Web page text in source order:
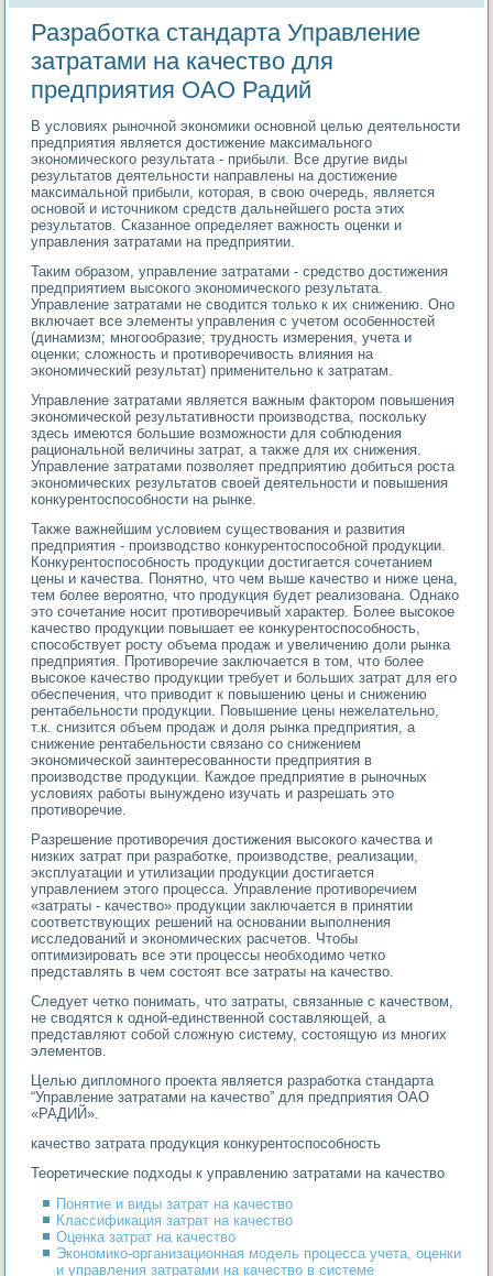
Разработка стандарта Управление
затратами на качество для
предприятия ОАО Радий
В условиях рыночной экономики основной целью деятельности
предприятия является достижение максимального
экономического результата - прибыли. Все другие виды
результатов деятельности направлены на достижение
максимальной прибыли, которая, в свою очередь, является
основой и источником средств дальнейшего роста этих
результатов. Сказанное определяет важность оценки и
управления затратами на предприятии.
Таким образом, управление затратами - средство достижения
предприятием высокого экономического результата.
Управление затратами не сводится только к их снижению. Оно
включает все элементы управления с учетом особенностей
(динамизм; многообразие; трудность измерения, учета и
оценки; сложность и противоречивость влияния на
экономический результат) применительно к затратам.
Управление затратами является важным фактором повышения
экономической результативности производства, поскольку
здесь имеются большие возможности для соблюдения
рациональной величины затрат, а также для их снижения.
Управление затратами позволяет предприятию добиться роста
экономических результатов своей деятельности и повышения
конкурентоспособности на рынке.
Также важнейшим условием существования и развития
предприятия - производство конкурентоспособной продукции.
Конкурентоспособность продукции достигается сочетанием
цены и качества. Понятно, что чем выше качество и ниже цена,
тем более вероятно, что продукция будет реализована. Однако
это сочетание носит противоречивый характер. Более высокое
качество продукции повышает ее конкурентоспособность,
способствует росту объема продаж и увеличению доли рынка
предприятия. Противоречие заключается в том, что более
высокое качество продукции требует и больших затрат для его
обеспечения, что приводит к повышению цены и снижению
рентабельности продукции. Повышение цены нежелательно,
т.к. снизится объем продаж и доля рынка предприятия, а
снижение рентабельности связано со снижением
экономической заинтересованности предприятия в
производстве продукции. Каждое предприятие в рыночных
условиях работы вынуждено изучать и разрешать это
противоречие.
Разрешение противоречия достижения высокого качества и
низких затрат при разработке, производстве, реализации,
эксплуатации и утилизации продукции достигается
управлением этого процесса. Управление противоречием
«затраты - качество» продукции заключается в принятии
соответствующих решений на основании выполнения
исследований и экономических расчетов. Чтобы
оптимизировать все эти процессы необходимо четко
представлять в чем состоят все затраты на качество.
Следует четко понимать, что затраты, связанные с качеством,
не сводятся к одной-единственной составляющей, а
представляют собой сложную систему, состоящую из многих
элементов.
Целью дипломного проекта является разработка стандарта
“Управление затратами на качество” для предприятия ОАО
«РАДИЙ».
качество затрата продукция конкурентоспособность
Теоретические подходы к управлению затратами на качество
Понятие и виды затрат на качество
Классификация затрат на качество
Оценка затрат на качество
Экономико-организационная модель процесса учета, оценки
и управления затратами на качество в системе